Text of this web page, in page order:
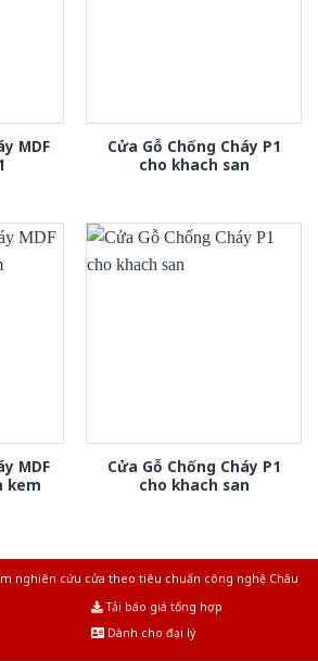
MDF
Cửa Gỗ Chống Cháy P1
cho khach san
MDF
kem
Cửa Gỗ Chống Cháy P1
cho khach san
nghiên cứu cửa theo tiêu chuẩn công nghệ Châu
Tải báo giá tổng hợp
Dành cho đại lý